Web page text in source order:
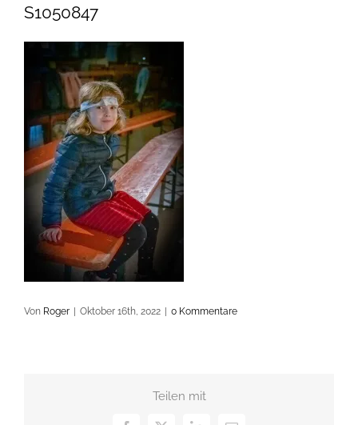
S1050847
Von Roger Oktober 16th, 2022 0 Kommentare
Teilen mit